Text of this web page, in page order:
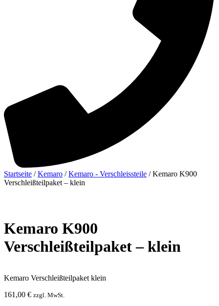
Startseite /Kemaro /Kemaro - Verschleissteile / Kemaro K900
Verschleißteilpaket – klein
Kemaro K900
Verschleißteilpaket – klein
Kemaro Verschleißteilpaket klein
161,00 € zzgl. MwSt.